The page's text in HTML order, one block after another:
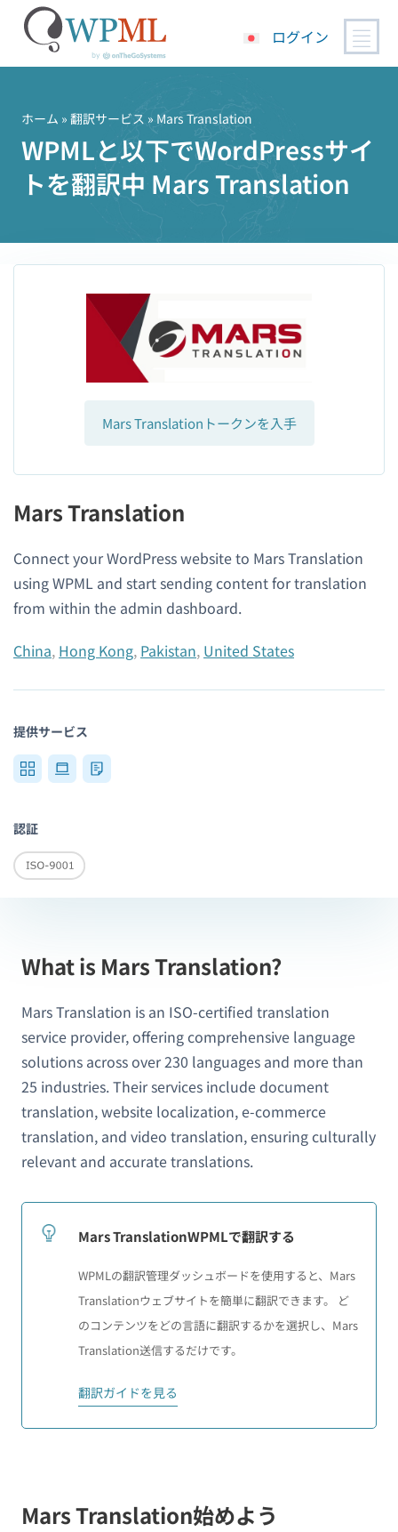
ッ
ログイン
ホーム » 翻訳サービス » Mars Translation
WPMLと以下でWordPressサイ
トを翻訳中 Mars Translation
Mars Translationトークンを入手
Mars Translation
Connect your WordPress website to Mars Translation
using WPML and start sending content for translation
from within the admin dashboard.
China, Hong Kong, Pakistan, United States
提供サービス
認証
What is Mars Translation?
Mars Translation is an ISO-certified translation
service provider, offering comprehensive language
solutions across over 230 languages and more than
25 industries. Their services include document
translation, website localization, e-commerce
translation, and video translation, ensuring culturally
relevant and accurate translations.
Mars TranslationWPMLで翻訳する
WPMLの翻訳管理ダッシュボードを使用すると、Mars
Translationウェブサイトを簡単に翻訳できます。 ど
のコンテンツをどの言語に翻訳するかを選択し、Mars
Translation送信するだけです。
翻訳ガイドを見る
Mars Translation始めよう